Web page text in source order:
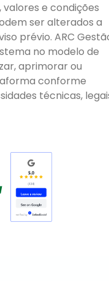
valores e condições
ser alterados a
prévio. ARC
no modelo de
aprimorar ou
conforme
técnicas,